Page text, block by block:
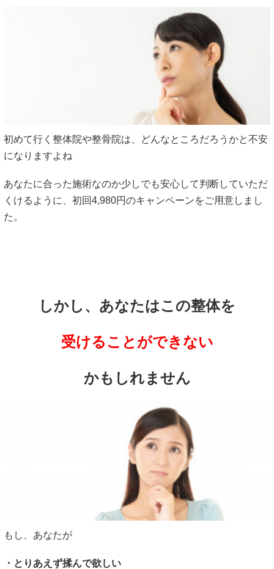
初めて行く整体院や整骨院は、どんなところだろうかと不安
になりますよね
あなたに合った施術なのか少しでも安心して判断していただ
くけるように、初回4,980円のキャンペーンをご用意しまし
た。
しかし、あなたはこの整体を
受けることができない
かもしれません
もし、あなたが
・とりあえず揉んで欲しい